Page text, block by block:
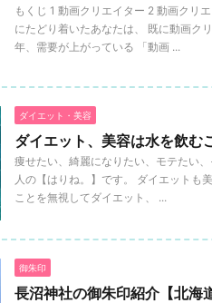
もくじ 1 動画クリエイター 2 動画クリ
にたどり着いたあなたは、 既に動画ク
年、需要が上がっている 「動画 ...
ダイエット・美容
ダイエット、美容は水を飲む
痩せたい、綺麗になりたい、モテたい
人の【はりね。】です。 ダイエットも
ことを無視してダイエット、 ...
御朱印
長沼神社の御朱印紹介【北海